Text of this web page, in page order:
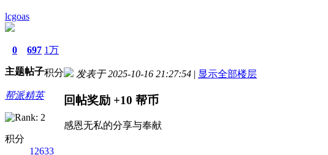
lcgoas
0
主题
697
帖子
1万
积分
帮派精英
积分
12633
发表于 2025-10-16 21:27:54 | 显示全部楼层
回帖奖励 +10 帮币
感恩无私的分享与奉献